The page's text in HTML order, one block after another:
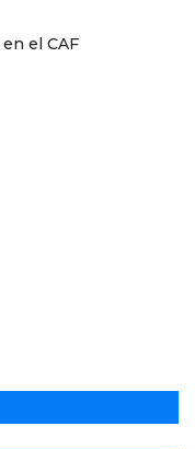
el CAF